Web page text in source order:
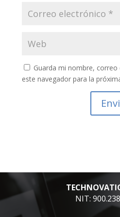
Guarda mi nombre,
este navegador para la
NIT: